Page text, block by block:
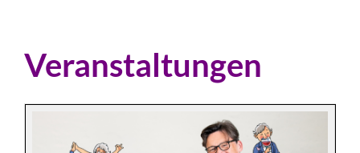
Veranstaltungen